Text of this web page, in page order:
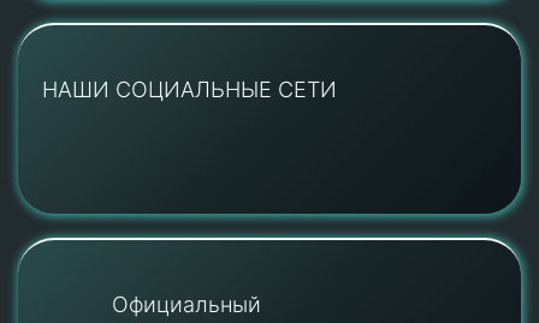
НАШИ СОЦИАЛЬНЫЕ СЕТИ
Официальный